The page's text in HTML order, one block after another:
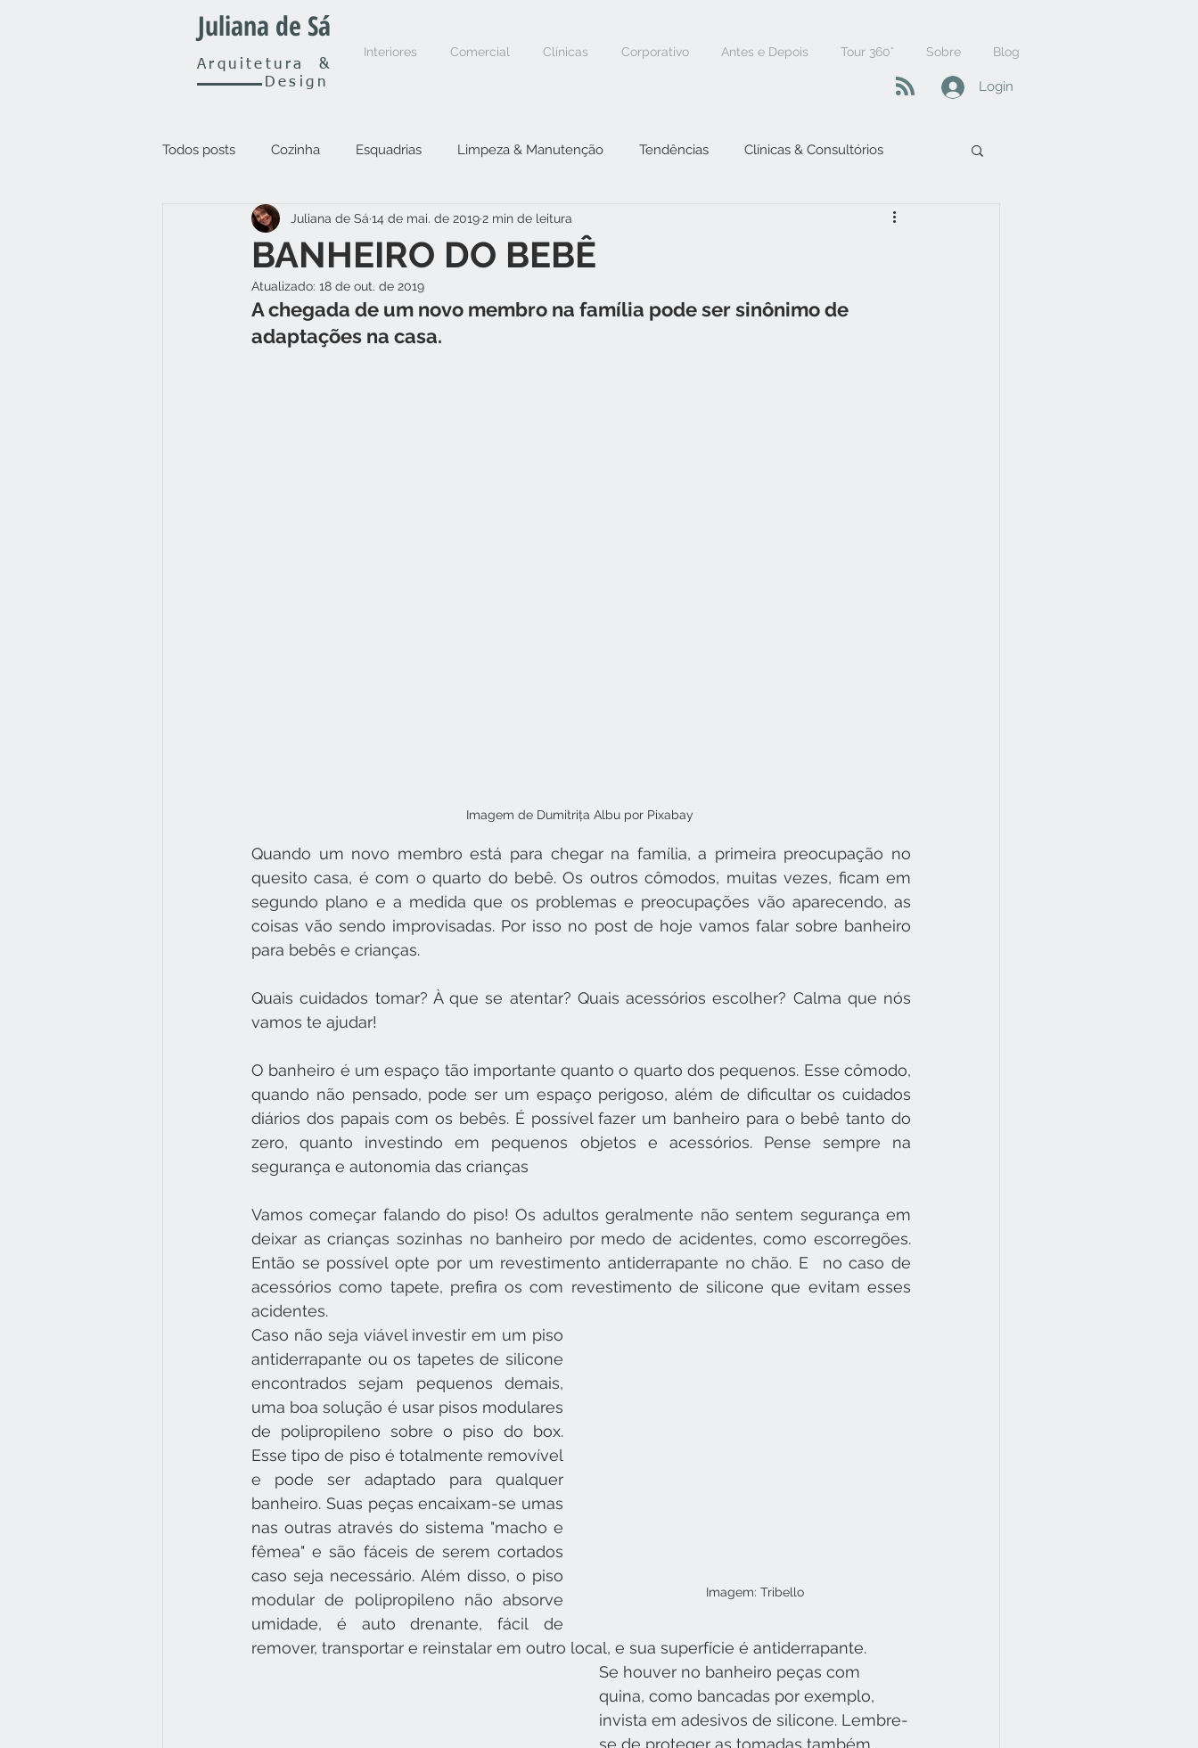
Juliana de Sá
Arquitetura&
Design
Interiores Comercial Clínicas Corporativo Antes e Depois Tour 360° Sobre Blog
Login
Todos posts Cozinha Esquadrias Limpeza & Manutenção Tendências Clínicas & Consultórios
BANHEIRO DO BEBÊ
Juliana de Sá 14 de mai. de 20192 min de leitura
Atualizado: 18 de out. de 2019
A chegada de um novo membro na família pode ser sinônimo de
adaptações na casa.
Imagem de Dumitrița Albu por Pixabay
Quando um novo membro está para chegar na família, a primeira preocupação no
quesito casa, é com o quarto do bebê. Os outros cômodos, muitas vezes, ficam em
segundo plano e a medida que os problemas e preocupações vão aparecendo, as
coisas vão sendo improvisadas. Por isso no post de hoje vamos falar sobre banheiro
para bebês e crianças.
Quais cuidados tomar? À que se atentar? Quais acessórios escolher? Calma que nós
vamos te ajudar!
O banheiro é um espaço tão importante quanto o quarto dos pequenos. Esse cômodo,
quando não pensado, pode ser um espaço perigoso, além de dificultar os cuidados
diários dos papais com os bebês. É possível fazer um banheiro para o bebê tanto do
zero, quanto investindo em pequenos objetos e acessórios. Pense sempre na
segurança e autonomia das crianças
Vamos começar falando do piso! Os adultos geralmente não sentem segurança em
deixar as crianças sozinhas no banheiro por medo de acidentes, como escorregões.
Então se possível opte por um revestimento antiderrapante no chão. E  no caso de
acessórios como tapete, prefira os com revestimento de silicone que evitam esses
acidentes.
Imagem: Tribello
Caso não seja viável investir em um piso
antiderrapante ou os tapetes de silicone
encontrados sejam pequenos demais,
uma boa solução é usar pisos modulares
de polipropileno sobre o piso do box.
Esse tipo de piso é totalmente removível
e pode ser adaptado para qualquer
banheiro. Suas peças encaixam-se umas
nas outras através do sistema "macho e
fêmea" e são fáceis de serem cortados
caso seja necessário. Além disso, o piso
modular de polipropileno não absorve
umidade, é auto drenante, fácil de
remover, transportar e reinstalar em outro local, e sua superfície é antiderrapante.
Se houver no banheiro peças com
quina, como bancadas por exemplo,
invista em adesivos de silicone. Lembre-